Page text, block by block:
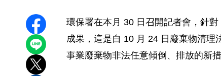
分享至 Facebook
分享到 LINE
分享到 X
環保署在本月 30 日召開記者會，針
成果，這是自 10 月 24 日廢棄物清理
事業廢棄物非法任意傾倒、排放的新